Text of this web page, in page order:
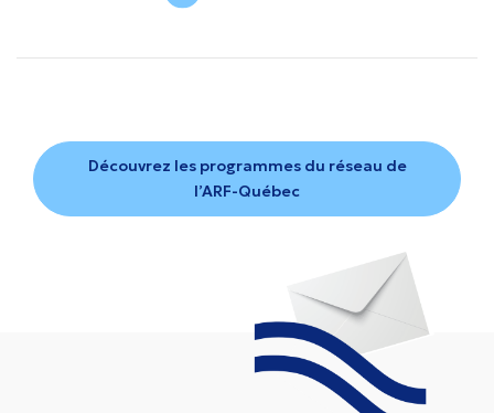
Découvrez les programmes du réseau de
l’ARF-Québec